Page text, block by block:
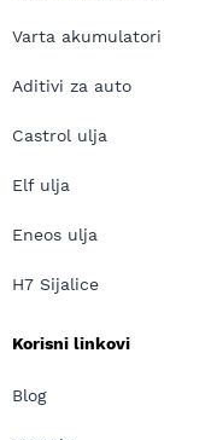
Varta akumulatori
Aditivi za auto
Castrol ulja
Elf ulja
Eneos ulja
H7 Sijalice
Korisni linkovi
Blog